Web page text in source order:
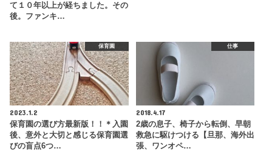
て１０年以上が経ちました。その
後。ファンキ…
保育園
2023.1.2
保育園の選び方最新版！！＊入園
後、意外と大切と感じる保育園選
びの盲点6つ…
仕事
2018.4.17
2歳の息子、椅子から転倒、早朝
救急に駆けつける【旦那、海外出
張、ワンオペ…